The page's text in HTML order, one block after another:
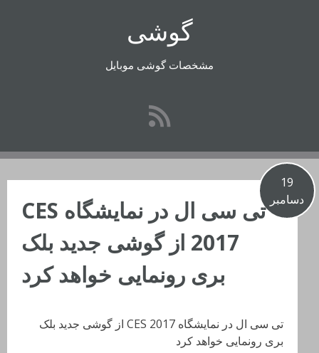
گوشی
مشخصات گوشی موبایل
19
دسامبر
تی سی ال در نمایشگاه CES
2017 از گوشی جدید بلک
بری رونمایی خواهد کرد
تی سی ال در نمایشگاه CES 2017 از گوشی جدید بلک
بری رونمایی خواهد کرد